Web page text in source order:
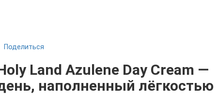
Поделиться
Land Azulene Day Cream —
наполненный лёгкостью